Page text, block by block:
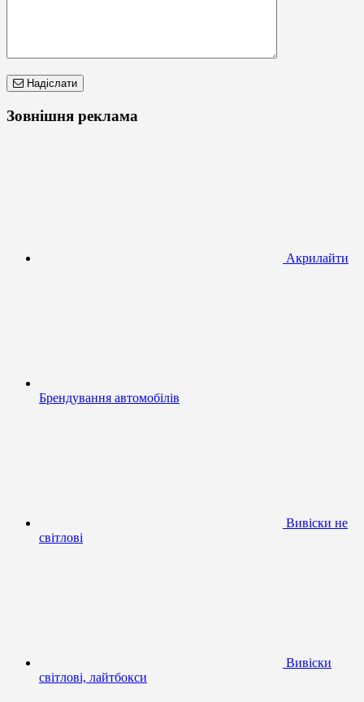
Надіслати
Зовнішня реклама
Акрилайти
Брендування автомобілів
Вивіски не
світлові
Вивіски
світлові, лайтбокси